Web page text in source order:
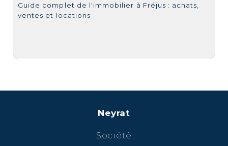
Guide complet de l'immobilier à Fréjus : achats,
ventes et locations
Neyrat
Société